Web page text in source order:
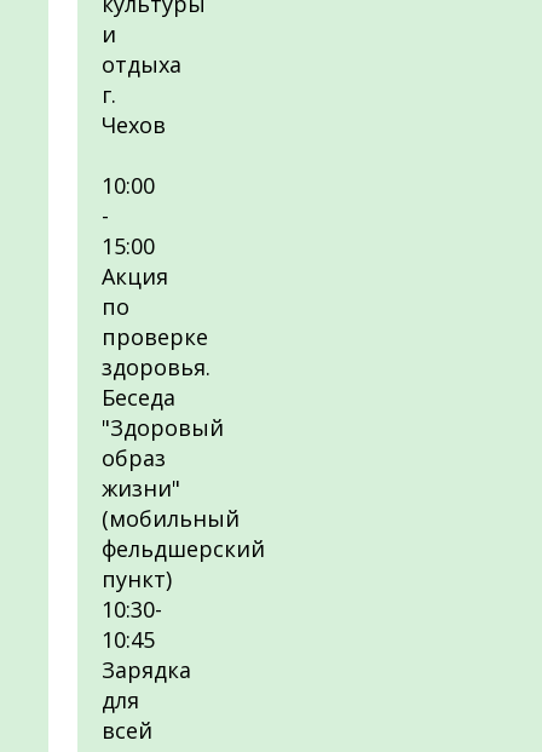
и
отдыха
г.
Чехов
10:00
-
15:00
Акция
по
проверке
здоровья.
Беседа
"Здоровый
образ
жизни"
(мобильный
фельдшерский
пункт)
10:30-
10:45
Зарядка
для
всей